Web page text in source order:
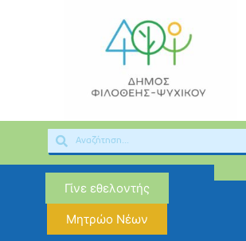
Γίνε εθελοντής
Μητρώο Νέων